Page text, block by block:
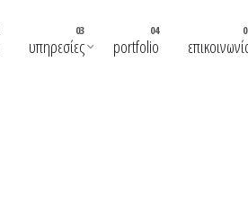
υπηρεσίες portfolio